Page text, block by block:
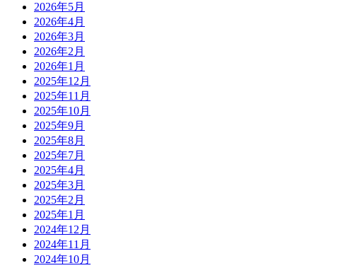
2026年5月
2026年4月
2026年3月
2026年2月
2026年1月
2025年12月
2025年11月
2025年10月
2025年9月
2025年8月
2025年7月
2025年4月
2025年3月
2025年2月
2025年1月
2024年12月
2024年11月
2024年10月